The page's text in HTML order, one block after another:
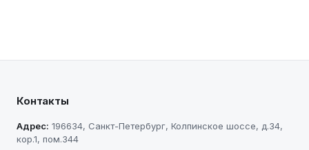
Контакты
Адрес: 196634, Санкт-Петербург, Колпинское шоссе, д.34,
кор.1, пом.344